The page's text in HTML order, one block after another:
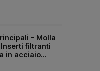
- Molla
filtranti
in acciaio